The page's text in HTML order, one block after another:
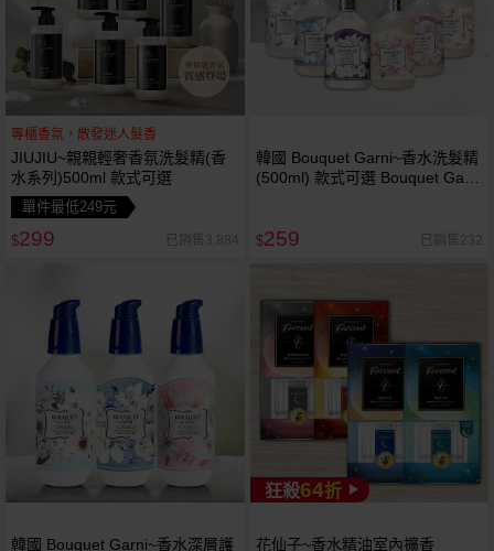
專櫃香氛，散發迷人髮香
JIUJIU~親親輕奢香氛洗髮精(香
水系列)500ml 款式可選
單件最低249元
$299 已銷售3,884
韓國 Bouquet Garni~香水洗髮精
(500ml) 款式可選 Bouquet Garni
$259 已銷售232
韓國 Bouquet Garni~香水深層護
狂殺64折
花仙子~香水精油室內擴香